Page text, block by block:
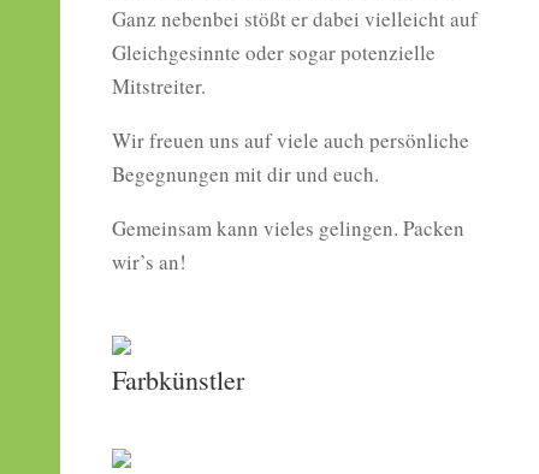
Ganz nebenbei stößt er dabei vielleicht auf
Gleichgesinnte oder sogar potenzielle
Mitstreiter.
Wir freuen uns auf viele auch persönliche
Begegnungen mit dir und euch.
Gemeinsam kann vieles gelingen. Packen
wir’s an!
Farbkünstler